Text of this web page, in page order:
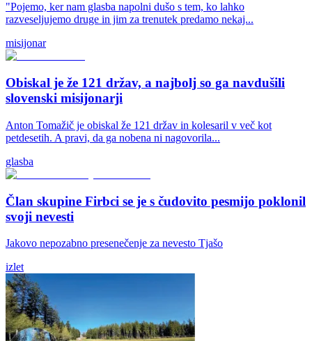
"Pojemo, ker nam glasba napolni dušo s tem, ko lahko
razveseljujemo druge in jim za trenutek predamo nekaj...
misijonar
Obiskal je že 121 držav, a najbolj so ga navdušili
slovenski misijonarji
Anton Tomažič je obiskal že 121 držav in kolesaril v več kot
petdesetih. A pravi, da ga nobena ni nagovorila...
glasba
Član skupine Firbci se je s čudovito pesmijo poklonil
svoji nevesti
Jakovo nepozabno presenečenje za nevesto Tjašo
izlet